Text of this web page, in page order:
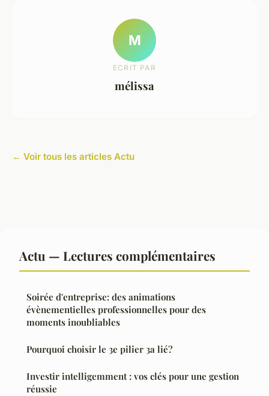
M
ECRIT PAR
mélissa
← Voir tous les articles Actu
Actu — Lectures complémentaires
Soirée d'entreprise: des animations
évènementielles professionnelles pour des
moments inoubliables
Pourquoi choisir le 3e pilier 3a lié?
Investir intelligemment : vos clés pour une gestion
réussie